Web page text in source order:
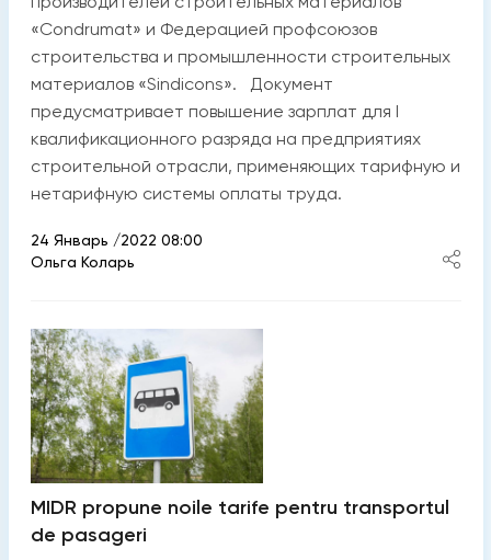
«Condrumat» и Федерацией профсоюзов
строительства и промышленности строительных
материалов «Sindicons». Документ
предусматривает повышение зарплат для I
квалификационного разряда на предприятиях
строительной отрасли, применяющих тарифную и
нетарифную системы оплаты труда.
24 Январь /2022 08:00
Ольга Коларь
MIDR propune noile tarife pentru transportul
de pasageri